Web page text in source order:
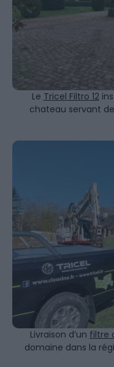
Le Tricel Filtro 12
chateau servant
Livraison d’un filtre
domaine dans la